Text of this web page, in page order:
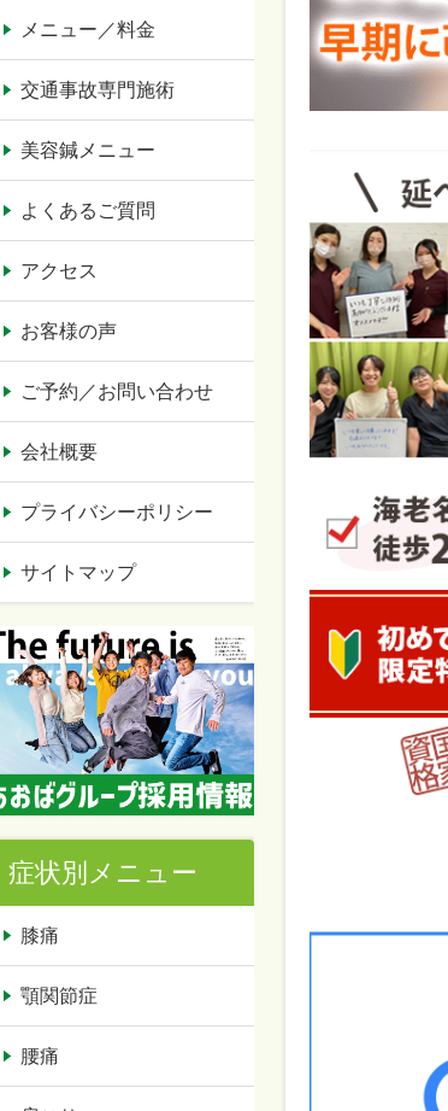
メニュー／料金
交通事故専門施術
美容鍼メニュー
よくあるご質問
アクセス
お客様の声
ご予約／お問い合わせ
会社概要
プライバシーポリシー
サイトマップ
症状別メニュー
膝痛
顎関節症
腰痛